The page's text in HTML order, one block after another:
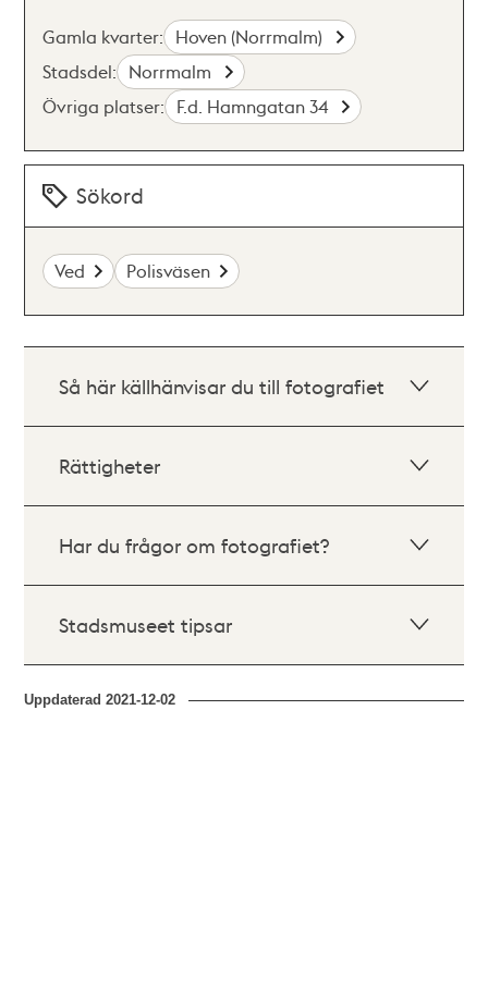
Gamla kvarter: Hoven (Norrmalm)
Stadsdel: Norrmalm
Övriga platser: F.d. Hamngatan 34
Sökord
Ved Polisväsen
Så här källhänvisar du till fotografiet
Rättigheter
Har du frågor om fotografiet?
Stadsmuseet tipsar
Uppdaterad2021-12-02